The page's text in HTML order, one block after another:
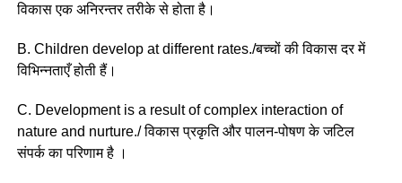
विकास एक अनिरन्तर तरीके से होता है।
B. Children develop at different rates./बच्चों की विकास दर में
विभिन्नताएँ होती हैं।
C. Development is a result of complex interaction of
nature and nurture./ विकास प्रकृति और पालन-पोषण के जटिल
संपर्क का परिणाम है ।